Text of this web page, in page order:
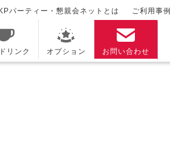
リンク オプション お問い合わせ
パーティー・懇親会ネットとは ご利用事例